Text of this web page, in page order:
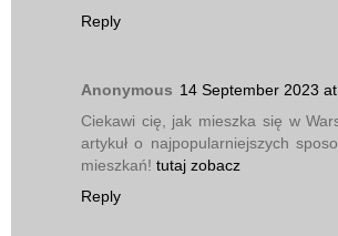
Reply
Anonymous 14 September 2023
Ciekawi cię, jak mieszka się w
artykuł o najpopularniejszych
mieszkań! tutaj zobacz
Reply